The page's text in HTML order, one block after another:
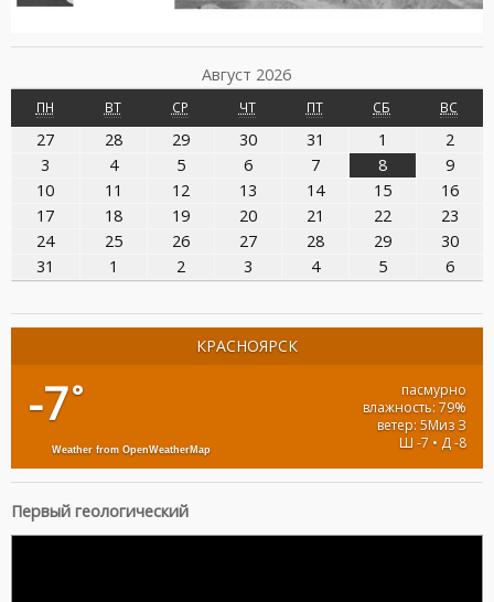
Август 2026
ПНПОНЕДЕЛЬНИК
ВТВТОРНИКСРСРЕДА ЧТЧЕТВЕРГ ПТПЯТНИЦА
СБ СУББОТАВС
2727.07.2026
2828.07.2026
2929.07.2026
3030.07.2026
31 31.07.2026
1 01.08.2026
2
3 03.08.2026
404.08.2026
505.08.2026
606.08.2026
707.08.2026
808.08.2026
9
1010.08.2026
11 11.08.2026
1212.08.2026
1313.08.2026
1414.08.2026
1515.08.2026
16
1717.08.2026
1818.08.2026
1919.08.2026
2020.08.2026
21 21.08.2026
2222.08.2026
23
2424.08.2026
2525.08.2026
2626.08.2026
2727.08.2026
2828.08.2026
2929.08.2026
30
31
31.08.2026
1 01.09.2026
202.09.2026
303.09.2026
404.09.2026
505.09.2026
6
КРАСНОЯРСК
-7°
пасмурно
влажность: 79%
ветер: 5Миз З
Ш -7 • Д -8
Weather from OpenWeatherMap
Первый геологический